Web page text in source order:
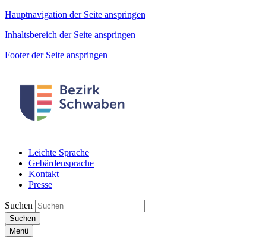
Hauptnavigation der Seite anspringen
Inhaltsbereich der Seite anspringen
Footer der Seite anspringen
Leichte Sprache
Gebärdensprache
Kontakt
Presse
Suchen
Suchen
Menü